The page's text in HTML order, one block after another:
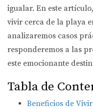
igualar. En este
vivir cerca de la playa
analizaremos casos
responderemos a las
este emocionante
Tabla de
Beneficios de